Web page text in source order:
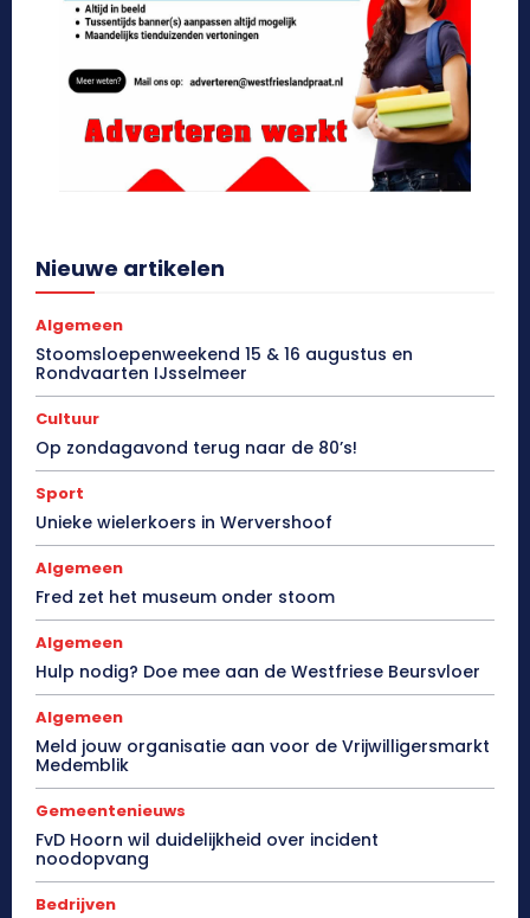
Nieuwe artikelen
Algemeen
Stoomsloepenweekend 15 & 16 augustus en
Rondvaarten IJsselmeer
Cultuur
Op zondagavond terug naar de 80’s!
Sport
Unieke wielerkoers in Wervershoof
Algemeen
Fred zet het museum onder stoom
Algemeen
Hulp nodig? Doe mee aan de Westfriese Beursvloer
Algemeen
Meld jouw organisatie aan voor de Vrijwilligersmarkt
Medemblik
Gemeentenieuws
FvD Hoorn wil duidelijkheid over incident
noodopvang
Bedrijven